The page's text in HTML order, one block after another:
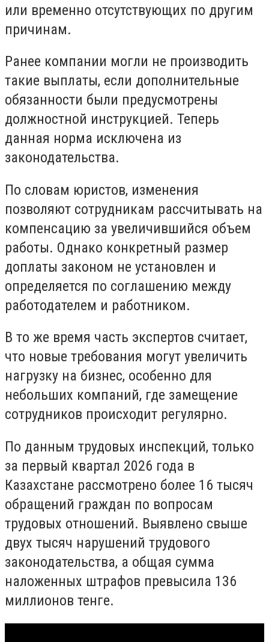
или временно отсутствующих по другим
причинам.
Ранее компании могли не производить
такие выплаты, если дополнительные
обязанности были предусмотрены
должностной инструкцией. Теперь
данная норма исключена из
законодательства.
По словам юристов, изменения
позволяют сотрудникам рассчитывать на
компенсацию за увеличившийся объем
работы. Однако конкретный размер
доплаты законом не установлен и
определяется по соглашению между
работодателем и работником.
В то же время часть экспертов считает,
что новые требования могут увеличить
нагрузку на бизнес, особенно для
небольших компаний, где замещение
сотрудников происходит регулярно.
По данным трудовых инспекций, только
за первый квартал 2026 года в
Казахстане рассмотрено более 16 тысяч
обращений граждан по вопросам
трудовых отношений. Выявлено свыше
двух тысяч нарушений трудового
законодательства, а общая сумма
наложенных штрафов превысила 136
миллионов тенге.